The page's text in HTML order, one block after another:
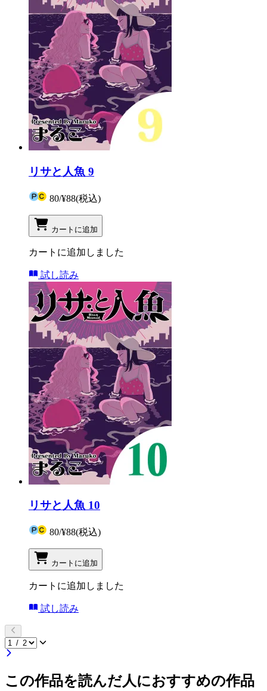
リサと人魚 9
80/¥88(税込)
カートに追加
カートに追加しました
試し読み
リサと人魚 10
80/¥88(税込)
カートに追加
カートに追加しました
試し読み
この作品を読んだ人におすすめの作品